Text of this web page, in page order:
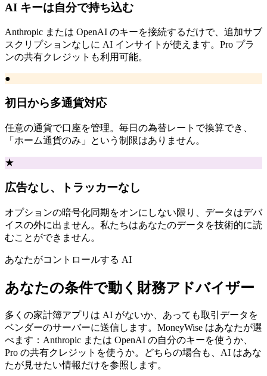
AI キーは自分で持ち込む
Anthropic または OpenAI のキーを接続するだけで、追加サブ
スクリプションなしに AI インサイトが使えます。Pro プラ
ンの共有クレジットも利用可能。
●
初日から多通貨対応
任意の通貨で口座を管理。毎日の為替レートで換算でき、
「ホーム通貨のみ」という制限はありません。
★
広告なし、トラッカーなし
オプションの暗号化同期をオンにしない限り、データはデバ
イスの外に出ません。私たちはあなたのデータを技術的に読
むことができません。
あなたがコントロールする AI
あなたの条件で動く財務アドバイザー
多くの家計簿アプリは AI がないか、あっても取引データを
ベンダーのサーバーに送信します。MoneyWise はあなたが選
べます：Anthropic または OpenAI の自分のキーを使うか、
Pro の共有クレジットを使うか。どちらの場合も、AI はあな
たが見せたい情報だけを参照します。